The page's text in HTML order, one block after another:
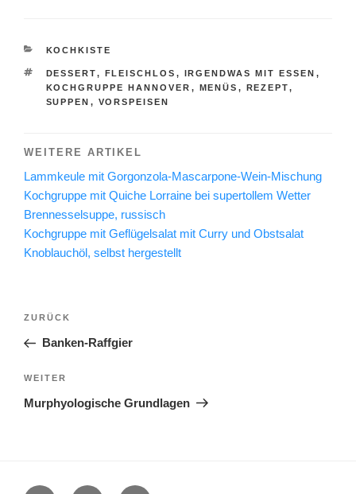
KATEGORIEN
KOCHKISTE
SCHLAGWÖRTER
DESSERT, FLEISCHLOS , IRGENDWAS MIT ESSEN ,
KOCHGRUPPE HANNOVER , MENÜS , REZEPT,
SUPPEN , VORSPEISEN
WEITERE ARTIKEL
Lammkeule mit Gorgonzola-Mascarpone-Wein-Mischung
Kochgruppe mit Quiche Lorraine bei supertollem Wetter
Brennesselsuppe, russisch
Kochgruppe mit Geflügelsalat mit Curry und Obstsalat
Knoblauchöl, selbst hergestellt
Beitragsnavigation
Vorheriger
Beitrag
ZURÜCK
Banken-Raffgier
Nächster
Beitrag
WEITER
Murphyologische Grundlagen